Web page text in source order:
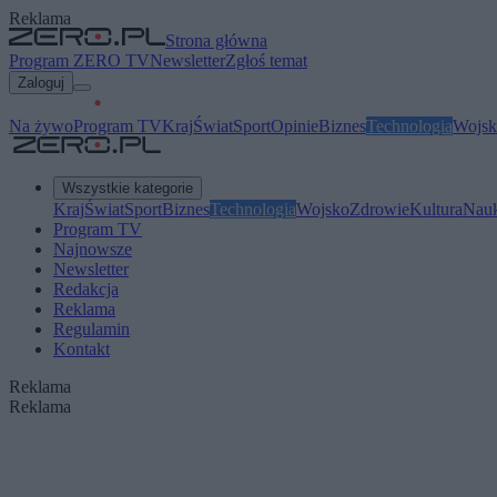
Reklama
Strona główna
Program ZERO TVNewsletterZgłoś temat
Zaloguj
Na żywoProgram TVKrajŚwiatSportOpinieBiznesTechnologia
Wszystkie kategorie
KrajŚwiatSportBiznesTechnologiaWojskoZdrowieKultura
Program TV
Najnowsze
Newsletter
Redakcja
Reklama
Regulamin
Kontakt
Reklama
Reklama